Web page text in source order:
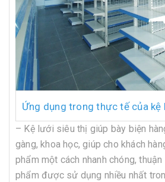
Ứng dụng trong thực tế của kệ
– Kệ lưới siêu thị giúp bày biện
gàng, khoa học, giúp cho khách
phẩm một cách nhanh chóng,
phẩm được sử dụng nhiều nhất